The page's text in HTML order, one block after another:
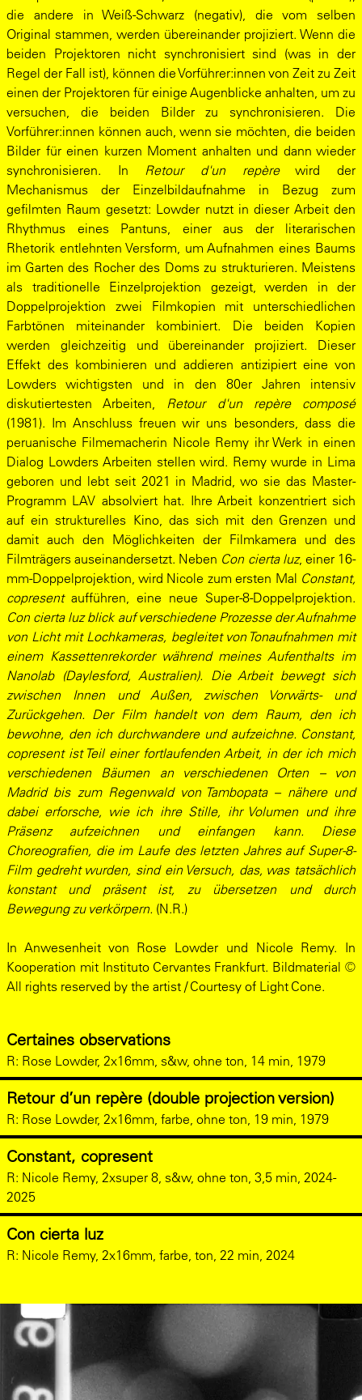
die andere in Weiß-Schwarz (negativ), die vom selben
Original stammen, werden übereinander projiziert. Wenn die
beiden Projektoren nicht synchronisiert sind (was in der
Regel der Fall ist), können die Vorführer:innen von Zeit zu Zeit
einen der Projektoren für einige Augenblicke anhalten, um zu
versuchen, die beiden Bilder zu synchronisieren. Die
Vorführer:innen können auch, wenn sie möchten, die beiden
Bilder für einen kurzen Moment anhalten und dann wieder
synchronisieren. In Retour d'un repèrewird der
Mechanismus der Einzelbildaufnahme in Bezug zum
gefilmten Raum gesetzt: Lowder nutzt in dieser Arbeit den
Rhythmus eines Pantuns, einer aus der literarischen
Rhetorik entlehnten Versform, um Aufnahmen eines Baums
im Garten des Rocher des Doms zu strukturieren. Meistens
als traditionelle Einzelprojektion gezeigt, werden in der
Doppelprojektion zwei Filmkopien mit unterschiedlichen
Farbtönen miteinander kombiniert. Die beiden Kopien
werden gleichzeitig und übereinander projiziert. Dieser
Effekt des kombinieren und addieren antizipiert eine von
Lowders wichtigsten und in den 80er Jahren intensiv
diskutiertesten Arbeiten, Retour d'un repère composé
(1981). Im Anschluss freuen wir uns besonders, dass die
peruanische Filmemacherin Nicole Remy ihr Werk in einen
Dialog Lowders Arbeiten stellen wird. Remy wurde in Lima
geboren und lebt seit 2021 in Madrid, wo sie das Master-
Programm LAV absolviert hat. Ihre Arbeit konzentriert sich
auf ein strukturelles Kino, das sich mit den Grenzen und
damit auch den Möglichkeiten der Filmkamera und des
Filmträgers auseinandersetzt. Neben Con cierta luz, einer 16-
mm-Doppelprojektion, wird Nicole zum ersten Mal Constant,
copresentaufführen, eine neue Super-8-Doppelprojektion.
Con cierta luz blick auf verschiedene Prozesse der Aufnahme
von Licht mit Lochkameras, begleitet von Tonaufnahmen mit
einem Kassettenrekorder während meines Aufenthalts im
Nanolab (Daylesford, Australien). Die Arbeit bewegt sich
zwischen Innen und Außen, zwischen Vorwärts- und
Zurückgehen. Der Film handelt von dem Raum, den ich
bewohne, den ich durchwandere und aufzeichne. Constant,
copresent ist Teil einer fortlaufenden Arbeit, in der ich mich
verschiedenen Bäumen an verschiedenen Orten – von
Madrid bis zum Regenwald von Tambopata – nähere und
dabei erforsche, wie ich ihre Stille, ihr Volumen und ihre
Präsenz aufzeichnen und einfangen kann. Diese
Choreografien, die im Laufe des letzten Jahres auf Super-8-
Film gedreht wurden, sind ein Versuch, das, was tatsächlich
konstant und präsent ist, zu übersetzen und durch
Bewegung zu verkörpern. (N.R.)
In Anwesenheit von Rose Lowder und Nicole Remy. In
Kooperation mit Instituto Cervantes Frankfurt. Bildmaterial ©
All rights reserved by the artist / Courtesy of Light Cone.
Certaines observations
R: Rose Lowder, 2x16mm, s&w, ohne ton, 14 min, 1979
Retour d’un repère (double projection version)
R: Rose Lowder, 2x16mm, farbe, ohne ton, 19 min, 1979
Constant, copresent
R: Nicole Remy, 2xsuper 8, s&w, ohne ton, 3,5 min, 2024-
2025
Con cierta luz
R: Nicole Remy, 2x16mm, farbe, ton, 22 min, 2024